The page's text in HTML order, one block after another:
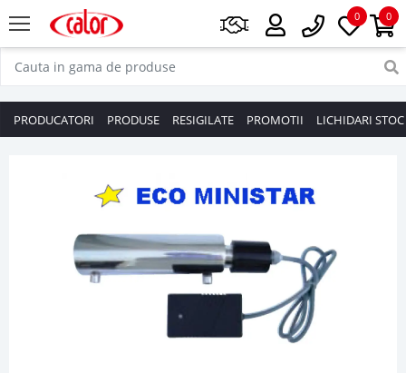
0
0
PRODUCATORI PRODUSE RESIGILATE PROMOTII LICHIDARI STOC